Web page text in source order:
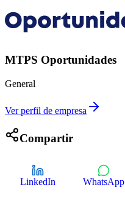
MTPS Oportunidades
General
Ver perfil de empresa
Compartir
LinkedIn WhatsApp